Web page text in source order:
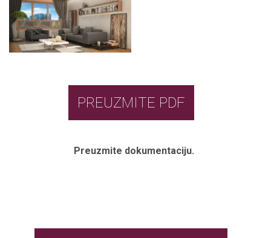
PREUZMITE PDF
Preuzmite dokumentaciju.